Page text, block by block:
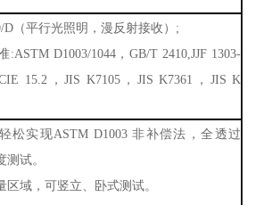
D （平行光照明，漫反射接收） ;
:ASTM D1003/1044，GB/T 2410,JJF 1303-
15.2 ，JIS K7105， JIS K7361 ， JIS K
松实现ASTM D1003非补偿法，全透过
测试。
区域，可竖立、卧式测试。